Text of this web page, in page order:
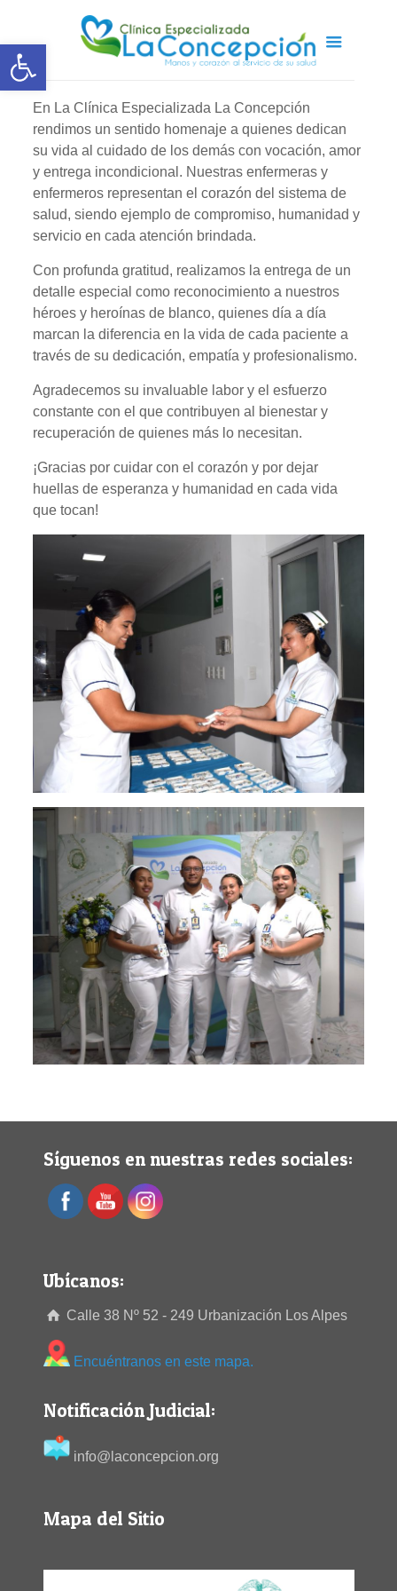
Abrir barra de herramientas
En La Clínica Especializada La Concepción
rendimos un sentido homenaje a quienes dedican
su vida al cuidado de los demás con vocación, amor
y entrega incondicional. Nuestras enfermeras y
enfermeros representan el corazón del sistema de
salud, siendo ejemplo de compromiso, humanidad y
servicio en cada atención brindada.
Con profunda gratitud, realizamos la entrega de un
detalle especial como reconocimiento a nuestros
héroes y heroínas de blanco, quienes día a día
marcan la diferencia en la vida de cada paciente a
través de su dedicación, empatía y profesionalismo.
Agradecemos su invaluable labor y el esfuerzo
constante con el que contribuyen al bienestar y
recuperación de quienes más lo necesitan.
¡Gracias por cuidar con el corazón y por dejar
huellas de esperanza y humanidad en cada vida
que tocan!
Síguenos en nuestras redes sociales:
Ubícanos:
Calle 38 Nº 52 - 249 Urbanización Los Alpes
Encuéntranos en este mapa.
Notificación Judicial:
info@laconcepcion.org
Mapa del Sitio